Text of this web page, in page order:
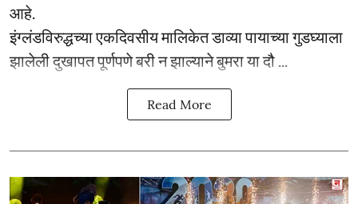
आहे.
इंग्लंडविरुद्धच्या एकदिवसीय मालिकेत डाव्या पायाच्या गुडघ्याला
झालेली दुखापत पूर्णपणे बरी न झाल्याने बुमरा या दौ ...
Read More